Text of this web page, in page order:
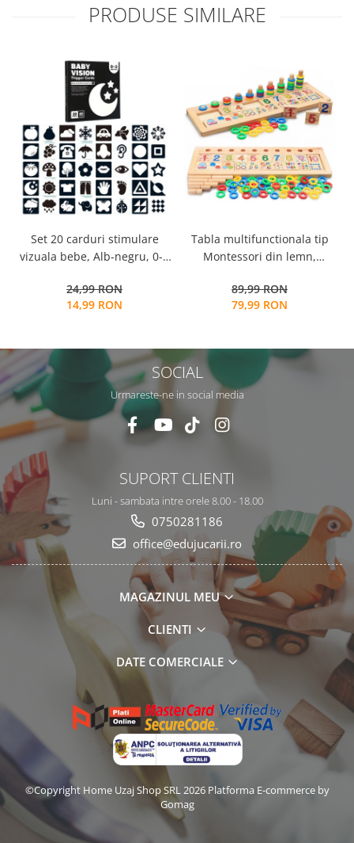
PRODUSE SIMILARE
Set 20 carduri stimulare
vizuala bebe, Alb-negru, 0-3
24,99 RON
14,99 RON
Tabla multifunctionala tip
Montessori din lemn,
multicolore pt cantitate,
numere si operatiuni
89,99 RON
79,99 RON
SOCIAL
Urmareste-ne in social media
SUPORT CLIENTI
Luni - sambata intre orele 8.00 - 18.00
0750281186
office@edujucarii.ro
MAGAZINUL MEU
CLIENTI
DATE COMERCIALE
©Copyright Home Uzaj Shop SRL 2026 Platforma E-commerce by
Gomag